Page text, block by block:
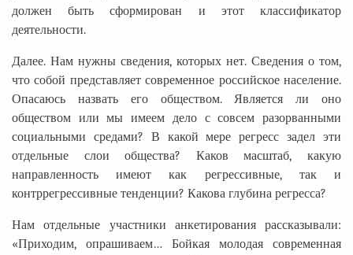
должен быть сформирован и этот классификатор
деятельности.
Далее. Нам нужны сведения, которых нет. Сведения о том,
что собой представляет современное российское население.
Опасаюсь назвать его обществом. Является ли оно
обществом или мы имеем дело с совсем разорванными
социальными средами? В какой мере регресс задел эти
отдельные слои общества? Каков масштаб, какую
направленность имеют как регрессивные, так и
контррегрессивные тенденции? Какова глубина регресса?
Нам отдельные участники анкетирования рассказывали:
«Приходим, опрашиваем… Бойкая молодая современная